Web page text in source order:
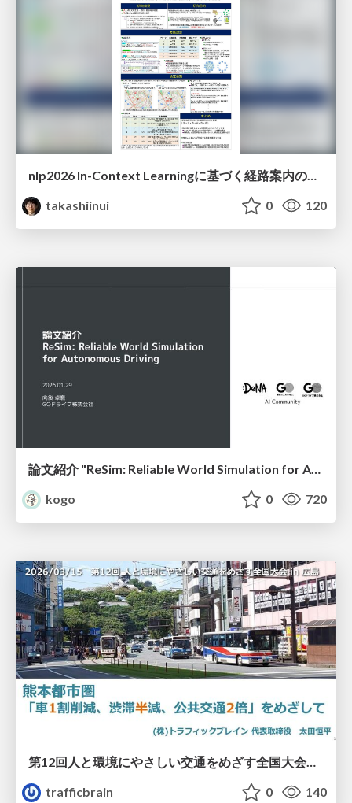
nlp2026 In-Context Learningに基づく経路案内のための地理的知識の活用方法に関する検討
takashiinui
0 120
kogo
0 720
第12回人と環境にやさしい交通をめざす全国大会／熊本都市圏「車1割削減、渋滞半減、公共交通2倍」をめざして
trafficbrain
0 140